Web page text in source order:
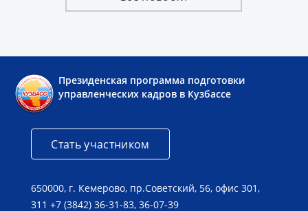
Президенская программа подготовки
управленческих кадров в Кузбассе
Стать участником
650000, г. Кемерово, пр.Советский, 56, офис 301,
311 +7 (3842) 36-31-83, 36-07-39